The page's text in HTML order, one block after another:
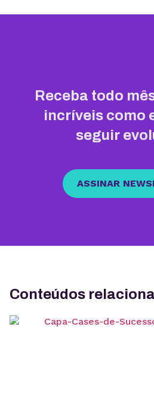
Receba todo
incríveis como
seguir
ASSINAR
Conteúdos